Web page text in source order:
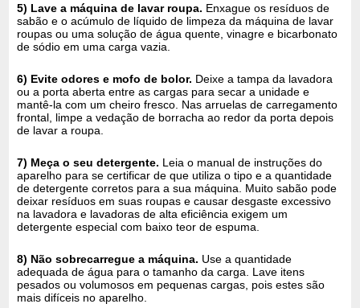
5) Lave a máquina de lavar roupa. Enxague os resíduos de
sabão e o acúmulo de líquido de limpeza da máquina de lavar
roupas ou uma solução de água quente, vinagre e bicarbonato
de sódio em uma carga vazia.
6) Evite odores e mofo de bolor. Deixe a tampa da lavadora
ou a porta aberta entre as cargas para secar a unidade e
mantê-la com um cheiro fresco. Nas arruelas de carregamento
frontal, limpe a vedação de borracha ao redor da porta depois
de lavar a roupa.
7) Meça o seu detergente. Leia o manual de instruções do
aparelho para se certificar de que utiliza o tipo e a quantidade
de detergente corretos para a sua máquina. Muito sabão pode
deixar resíduos em suas roupas e causar desgaste excessivo
na lavadora e lavadoras de alta eficiência exigem um
detergente especial com baixo teor de espuma.
8) Não sobrecarregue a máquina. Use a quantidade
adequada de água para o tamanho da carga. Lave itens
pesados ​​ou volumosos em pequenas cargas, pois estes são
mais difíceis no aparelho.